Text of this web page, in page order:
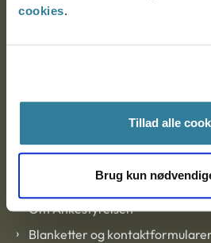
cookies.
Tillad alle
Brug kun
Om Ankestyrelsen
Om Ankestyrelsen
Blanketter og